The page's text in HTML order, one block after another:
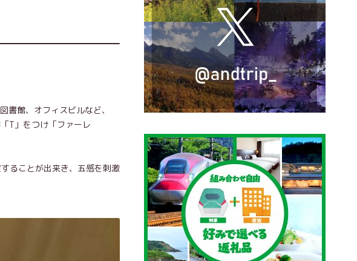
館、オフィスビルなど、
T」をつけ「ファーレ
ることが出来き、五感を刺激